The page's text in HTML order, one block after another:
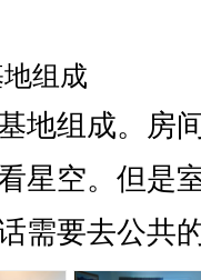
组成
地组成。房
星空。但是
需要去公共